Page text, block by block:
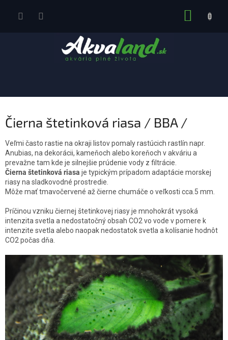
Čierna štetinková riasa / BBA /
Veľmi často rastie na okraji listov pomaly rastúcich rastlín napr.
Anubias, na dekorácii, kameňoch alebo koreňoch v akváriu a
prevažne tam kde je silnejšie prúdenie vody z filtrácie.
Čierna štetinková riasa je typickým prípadom adaptácie morskej
riasy na sladkovodné prostredie.
Môže mať tmavočervené až čierne chumáče o veľkosti cca.5 mm.
Príčinou vzniku čiernej štetinkovej riasy je mnohokrát vysoká
intenzita svetla a nedostatočný obsah CO2 vo vode v pomere k
intenzite svetla alebo naopak nedostatok svetla a kolísanie hodnôt
CO2 počas dňa.